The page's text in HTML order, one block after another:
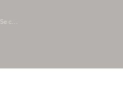
Se connecter